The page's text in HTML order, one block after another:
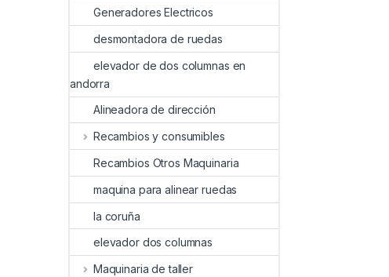
Generadores Electricos
desmontadora de ruedas
elevador de dos columnas en
andorra
Alineadora de dirección
Recambios y consumibles
Recambios Otros Maquinaria
maquina para alinear ruedas
la coruña
elevador dos columnas
Maquinaria de taller